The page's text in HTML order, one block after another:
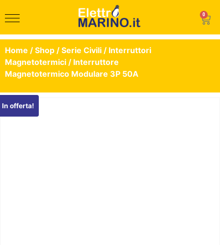
0
Home / Shop / Serie Civili / Interruttori
Magnetotermici / Interruttore
Magnetotermico Modulare 3P 50A
In offerta!